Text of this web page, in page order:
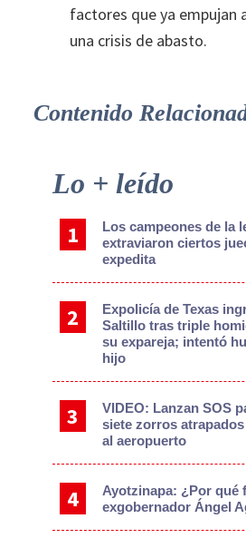
factores que ya empujan
una crisis de abasto.
Contenido
Primary
Sidebar
Lo + leído
Los campeones de la
extraviaron ciertos
expedita
Expolicía de Texas
Saltillo tras triple
su expareja; intentó
hijo
VIDEO: Lanzan SOS
siete zorros
al aeropuerto
Ayotzinapa: ¿Por qué
exgobernador Ángel